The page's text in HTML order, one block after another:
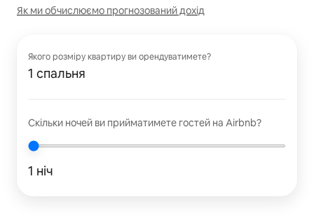
Як ми обчислюємо прогнозований дохід
Якого розміру квартиру ви орендуватимете?
1 спальня
Скільки ночей ви прийматимете гостей на Airbnb?
1 ніч